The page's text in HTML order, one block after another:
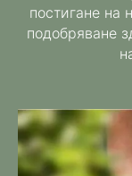
постигане на
подобряване